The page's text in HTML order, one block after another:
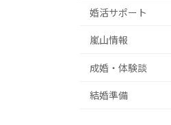
婚活サポート
嵐山情報
成婚・体験談
結婚準備